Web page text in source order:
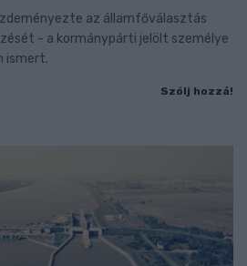
az államfőválasztás
- a kormánypárti jelölt személye
ismert.
Szólj hozzá!